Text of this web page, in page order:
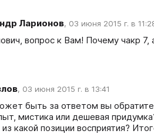
Ларионов, 03 июня 2015 г. в
вопрос к Вам! Почему чакр 7,
, 03 июня 2015 г. в 13:41
быть за ответом вы
мистика или дешевая
какой позиции восприятия?